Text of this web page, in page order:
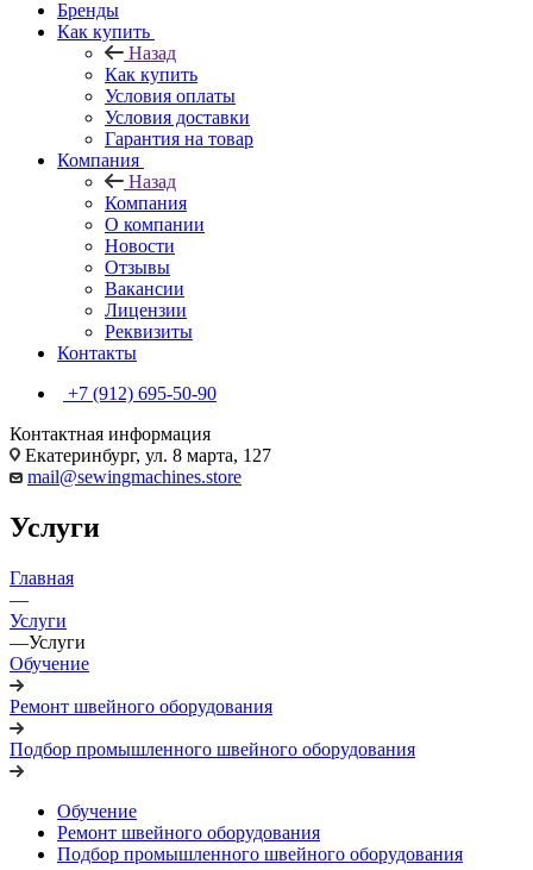
Бренды
Как купить
Назад
Как купить
Условия оплаты
Условия доставки
Гарантия на товар
Компания
Назад
Компания
О компании
Новости
Отзывы
Вакансии
Лицензии
Реквизиты
Контакты
+7 (912) 695-50-90
Контактная информация
Екатеринбург, ул. 8 марта, 127
mail@sewingmachines.store
Услуги
Главная
—
Услуги
—Услуги
Обучение
Ремонт швейного оборудования
Подбор промышленного швейного оборудования
Обучение
Ремонт швейного оборудования
Подбор промышленного швейного оборудования